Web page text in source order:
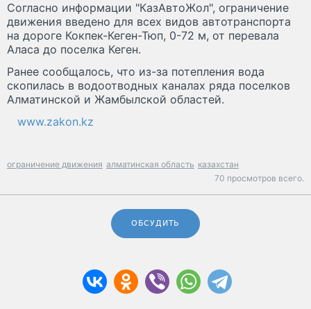
Согласно информации "КазАвтоЖол", ограничение
движения введено для всех видов автотранспорта
на дороге Кокпек-Кеген-Тюп, 0-72 м, от перевала
Аласа до поселка Кеген.
Ранее сообщалось, что из-за потепления вода
скопилась в водоотводных каналах ряда поселков
Алматинской и Жамбылской областей.
www.zakon.kz
ограничение движения алматинская область казахстан
70 просмотров всего.
ОБСУДИТЬ